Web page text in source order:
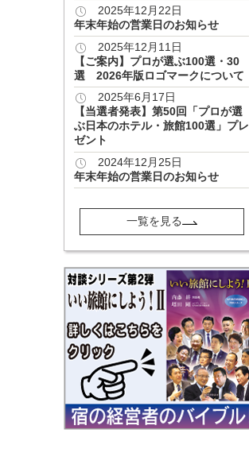
2025年12月22日
年末年始の営業日のお知らせ
2025年12月11日
【ご案内】プロが選ぶ100選・30
選 2026年版ロゴマークについて
2025年6月17日
【当選者発表】第50回「プロが選
ぶ日本のホテル・旅館100選」プレ
ゼント
2024年12月25日
年末年始の営業日のお知らせ
一覧を見る